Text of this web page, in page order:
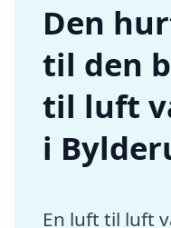
Den
til den
til luft
i
En luft til luft